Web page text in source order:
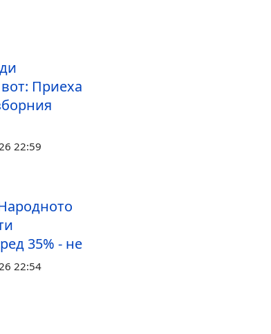
Приеха
22:59
35% - не
22:54